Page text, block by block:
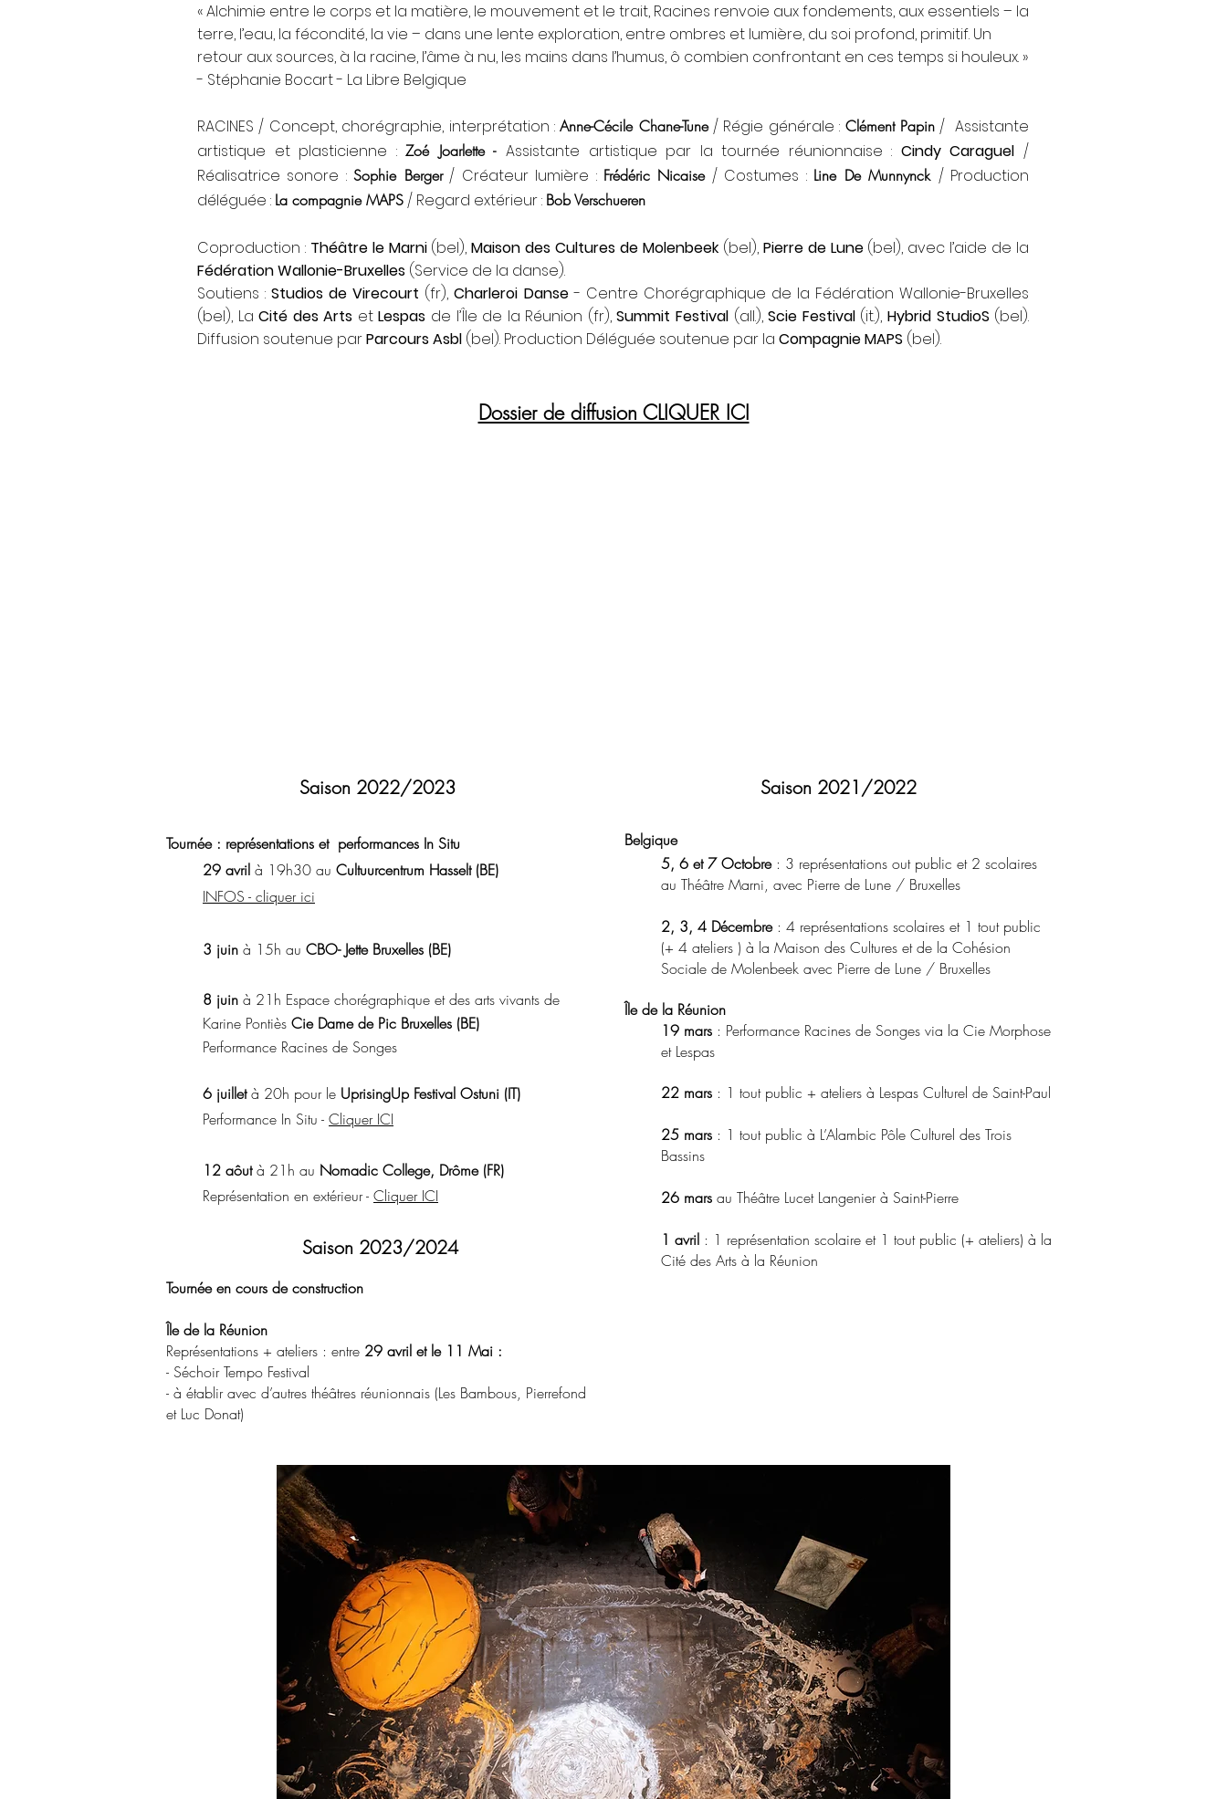
« Alchimie entre le corps et la matière, le mouvement et le trait, Racines renvoie aux fondements, aux essentiels – la
terre, l’eau, la fécondité, la vie – dans une lente exploration, entre ombres et lumière, du soi profond, primitif. Un
retour aux sources, à la racine, l’âme à nu, les mains dans l’humus, ô combien confrontant en ces temps si houleux. »
- Stéphanie Bocart - La Libre Belgique
RACINES / Concept, chorégraphie, interprétation :Anne-Cécile Chane-Tune/ Régie générale : Clément Papin/ Assistante
artistique et plasticienne :Zoé Joarlette - Assistante artistique par la tournée réunionnaise : Cindy Caraguel /
Réalisatrice sonore :Sophie Berger/ Créateur lumière : Frédéric Nicaise/ Costumes : Line De Munnynck / Production
déléguée : La compagnie MAPS / Regard extérieur : Bob Verschueren
Coproduction : Théâtre le Marni (bel),Maison des Cultures de Molenbeek(bel), Pierre de Lune(bel), avec l’aide de la
Fédération Wallonie-Bruxelles (Service de la danse).
Soutiens :Studios de Virecourt (fr),Charleroi Danse- Centre Chorégraphique de la Fédération Wallonie-Bruxelles
(bel), LaCité des Arts etLespas de l’Île de la Réunion (fr),Summit Festival (all.),Scie Festival(it.), Hybrid StudioS (bel).
Diffusion soutenue parParcours Asbl (bel). Production Déléguée soutenue par la Compagnie MAPS (bel).
Dossier de diffusion CLIQUER ICI
Saison 2022/2023
Tournée : représentations et performances In Situ
29 avril à 19h30 au Cultuurcentrum Hasselt (BE)
INFOS - cliquer ici
3 juin à 15h au CBO- Jette Bruxelles (BE)
8 juin à 21h Espace chorégraphique et des arts vivants de
Karine Pontiès Cie Dame de Pic Bruxelles (BE)
Performance Racines de Songes
6 juilletà 20h pour le UprisingUp Festival Ostuni (IT)
Performance In Situ - Cliquer ICI
12 aôutà 21h au Nomadic College, Drôme (FR)
Représentation en extérieur - Cliquer ICI
Saison 2023/2024
Tournée en cours de construction
Île de la Réunion
Représentations + ateliers : entre 29 avril et le 11 Mai :
- Séchoir Tempo Festival
- à établir avec d’autres théâtres réunionnais (Les Bambous, Pierrefond
et Luc Donat)
Saison 2021/2022
Belgique
5, 6 et 7 Octobre: 3 représentations out public et 2 scolaires
au Théâtre Marni, avec Pierre de Lune / Bruxelles
2, 3, 4 Décembre : 4 représentations scolaires et 1 tout public
(+ 4 ateliers ) à la Maison des Cultures et de la Cohésion
Sociale de Molenbeek avec Pierre de Lune / Bruxelles
Île de la Réunion
19 mars : Performance Racines de Songes via la Cie Morphose
et Lespas
22 mars : 1 tout public + ateliers à Lespas Culturel de Saint-Paul
25 mars : 1 tout public à L’Alambic Pôle Culturel des Trois
Bassins
26 mars au Théâtre Lucet Langenier à Saint-Pierre
1 avril : 1 représentation scolaire et 1 tout public (+ ateliers) à la
Cité des Arts à la Réunion